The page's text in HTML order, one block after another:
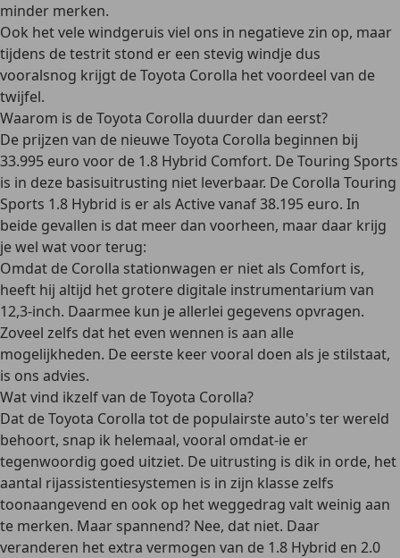
minder merken.
Ook het vele windgeruis viel ons in negatieve zin op, maar
tijdens de testrit stond er een stevig windje dus
vooralsnog krijgt de Toyota Corolla het voordeel van de
twijfel.
Waarom is de Toyota Corolla duurder dan eerst?
De prijzen van de nieuwe Toyota Corolla beginnen bij
33.995 euro voor de 1.8 Hybrid Comfort. De Touring Sports
is in deze basisuitrusting niet leverbaar. De Corolla Touring
Sports 1.8 Hybrid is er als Active vanaf 38.195 euro. In
beide gevallen is dat meer dan voorheen, maar daar krijg
je wel wat voor terug:
Omdat de Corolla stationwagen er niet als Comfort is,
heeft hij altijd het grotere digitale instrumentarium van
12,3-inch. Daarmee kun je allerlei gegevens opvragen.
Zoveel zelfs dat het even wennen is aan alle
mogelijkheden. De eerste keer vooral doen als je stilstaat,
is ons advies.
Wat vind ikzelf van de Toyota Corolla?
Dat de Toyota Corolla tot de populairste auto's ter wereld
behoort, snap ik helemaal, vooral omdat-ie er
tegenwoordig goed uitziet. De uitrusting is dik in orde, het
aantal rijassistentiesystemen is in zijn klasse zelfs
toonaangevend en ook op het weggedrag valt weinig aan
te merken. Maar spannend? Nee, dat niet. Daar
veranderen het extra vermogen van de 1.8 Hybrid en 2.0